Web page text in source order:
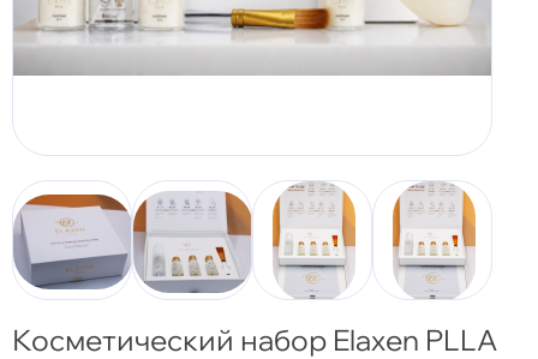
Косметический набор Elaxen PLLA